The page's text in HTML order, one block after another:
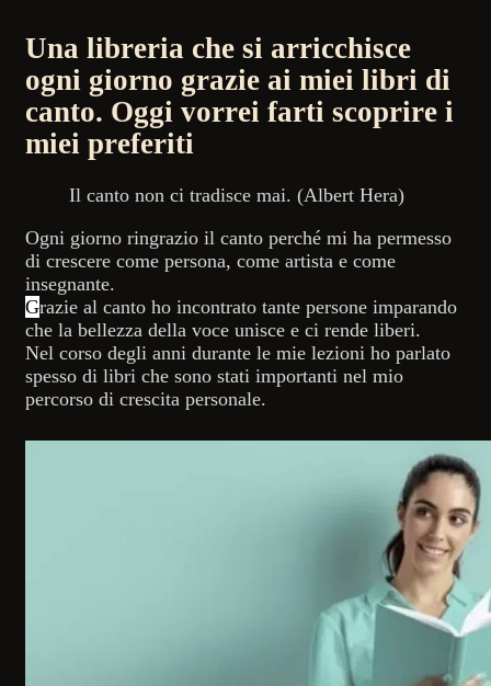
Una libreria che si arricchisce
ogni giorno grazie ai miei libri di
canto. Oggi vorrei farti scoprire i
miei preferiti
Il canto non ci tradisce mai. (Albert Hera)
Ogni giorno ringrazio il canto perché mi ha permesso
di crescere come persona, come artista e come
insegnante.
Grazie al canto ho incontrato tante persone imparando
che la bellezza della voce unisce e ci rende liberi.
Nel corso degli anni durante le mie lezioni ho parlato
spesso di libri che sono stati importanti nel mio
percorso di crescita personale.